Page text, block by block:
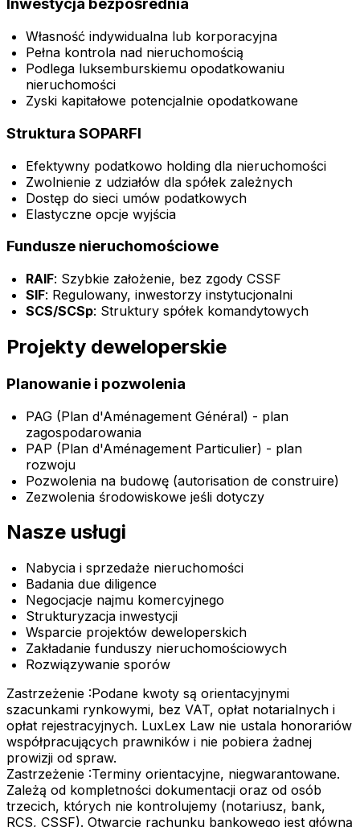
Inwestycja bezpośrednia
Własność indywidualna lub korporacyjna
Pełna kontrola nad nieruchomością
Podlega luksemburskiemu opodatkowaniu
nieruchomości
Zyski kapitałowe potencjalnie opodatkowane
Struktura SOPARFI
Efektywny podatkowo holding dla nieruchomości
Zwolnienie z udziałów dla spółek zależnych
Dostęp do sieci umów podatkowych
Elastyczne opcje wyjścia
Fundusze nieruchomościowe
RAIF: Szybkie założenie, bez zgody CSSF
SIF: Regulowany, inwestorzy instytucjonalni
SCS/SCSp: Struktury spółek komandytowych
Projekty deweloperskie
Planowanie i pozwolenia
PAG (Plan d'Aménagement Général) - plan
zagospodarowania
PAP (Plan d'Aménagement Particulier) - plan
rozwoju
Pozwolenia na budowę (autorisation de construire)
Zezwolenia środowiskowe jeśli dotyczy
Nasze usługi
Nabycia i sprzedaże nieruchomości
Badania due diligence
Negocjacje najmu komercyjnego
Strukturyzacja inwestycji
Wsparcie projektów deweloperskich
Zakładanie funduszy nieruchomościowych
Rozwiązywanie sporów
Zastrzeżenie :Podane kwoty są orientacyjnymi
szacunkami rynkowymi, bez VAT, opłat notarialnych i
opłat rejestracyjnych. LuxLex Law nie ustala honorariów
współpracujących prawników i nie pobiera żadnej
prowizji od spraw.
Zastrzeżenie :Terminy orientacyjne, niegwarantowane.
Zależą od kompletności dokumentacji oraz od osób
trzecich, których nie kontrolujemy (notariusz, bank,
RCS, CSSF). Otwarcie rachunku bankowego jest główną